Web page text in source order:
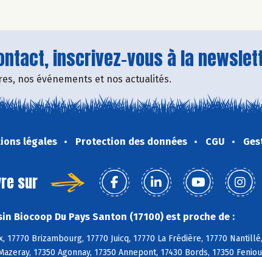
inscrivez-vous à la
nos événements et nos actualités.
légales Protection des données CGU
sur
Biocoop Du Pays Santon (17100) est proche de :
17770 Brizambourg, 17770 Juicq, 17770 La Frédière, 17770
17350 Agonnay, 17350 Annepont, 17430 Bords, 17350